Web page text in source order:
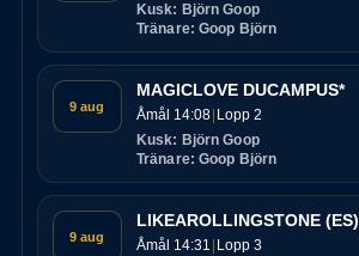
Kusk: Björn Goop
Tränare: Goop Björn
9 aug
MAGICLOVE DUCAMPUS*
Åmål 14:08 Lopp 2
Kusk: Björn Goop
Tränare: Goop Björn
9 aug
LIKEAROLLINGSTONE (ES)
Åmål 14:31 Lopp 3